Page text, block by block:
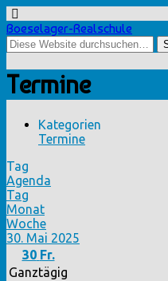
Boeselager-Realschule
Termine
Kategorien
Termine
Tag
Agenda
Tag
Monat
Woche
30. Mai 2025
30 Fr.
Ganztägig